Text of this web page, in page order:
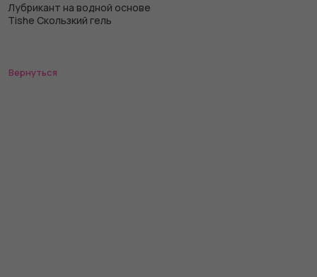
Лубрикант на водной основе
Tishe Скользкий гель
Вернуться